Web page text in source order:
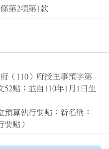
第2項第1款
（110）府授主事預字第
52點；並自110年1月1日生
預算執行要點；新名稱：
點）